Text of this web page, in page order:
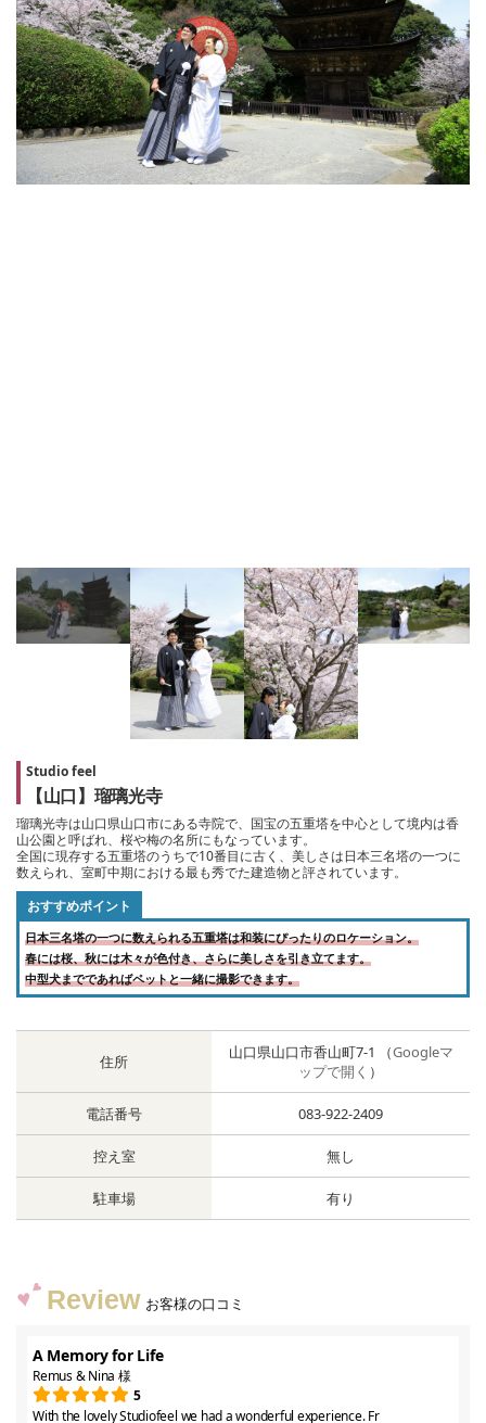
Studio feel
【山口】瑠璃光寺
瑠璃光寺は山口県山口市にある寺院で、国宝の五重塔を中心として境内は香
山公園と呼ばれ、桜や梅の名所にもなっています。
全国に現存する五重塔のうちで10番目に古く、美しさは日本三名塔の一つに
数えられ、室町中期における最も秀でた建造物と評されています。
おすすめポイント
日本三名塔の一つに数えられる五重塔は和装にぴったりのロケーション。
春には桜、秋には木々が色付き、さらに美しさを引き立てます。
中型犬までであればペットと一緒に撮影できます。
住所 山口県山口市香山町7-1 （Googleマ
ップで開く ）
電話番号 083-922-2409
控え室 無し
駐車場 有り
Review お客様の口コミ
A Memory for Life
Remus & Nina 様
5
With the lovely Studiofeel we had a wonderful experience. Fr